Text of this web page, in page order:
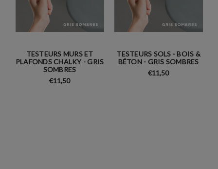
TESTEURS MURS ET
PLAFONDS CHALKY - GRIS
SOMBRES
€11,50
TESTEURS SOLS - BOIS &
BÉTON - GRIS SOMBRES
€11,50